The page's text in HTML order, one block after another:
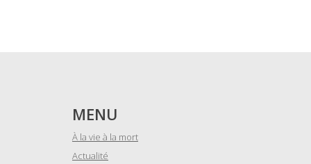
MENU
À la vie à la mort
Actualité